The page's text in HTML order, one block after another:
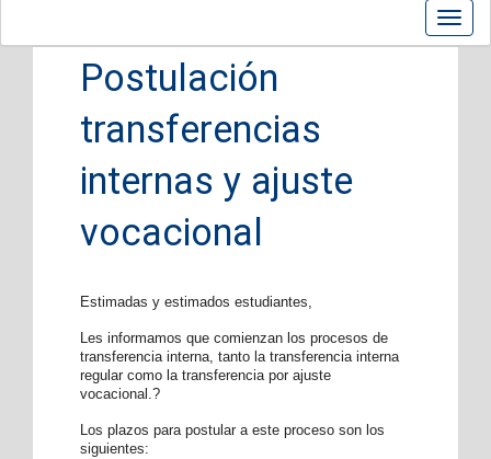
Postulación
transferencias
internas y ajuste
vocacional
Estimadas y estimados estudiantes,
Les informamos que comienzan los procesos de
transferencia interna, tanto la transferencia interna
regular como la transferencia por ajuste
vocacional.?
Los plazos para postular a este proceso son los
siguientes: